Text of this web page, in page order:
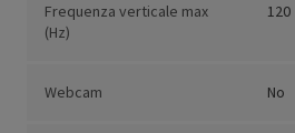
Frequenza verticale max
(Hz)
120
Webcam No